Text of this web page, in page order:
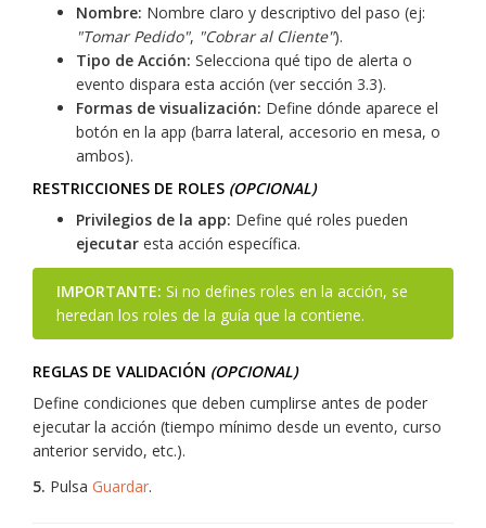
Nombre: Nombre claro y descriptivo del paso (ej:
"Tomar Pedido", "Cobrar al Cliente").
Tipo de Acción: Selecciona qué tipo de alerta o
evento dispara esta acción (ver sección 3.3).
Formas de visualización: Define dónde aparece el
botón en la app (barra lateral, accesorio en mesa, o
ambos).
RESTRICCIONES DE ROLES (OPCIONAL)
Privilegios de la app: Define qué roles pueden
ejecutar esta acción específica.
IMPORTANTE: Si no defines roles en la acción, se
heredan los roles de la guía que la contiene.
REGLAS DE VALIDACIÓN (OPCIONAL)
Define condiciones que deben cumplirse antes de poder
ejecutar la acción (tiempo mínimo desde un evento, curso
anterior servido, etc.).
5. Pulsa Guardar.